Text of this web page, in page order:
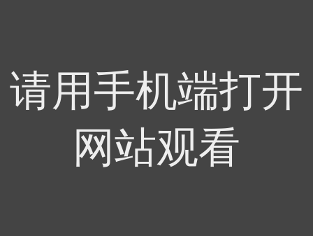
请用手机端打开
网站观看